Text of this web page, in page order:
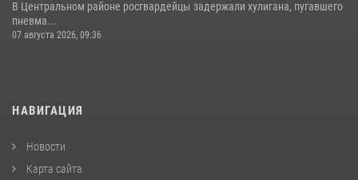
В Центральном районе росгвардейцы задержали хулигана, пугавшего
пневма...
07 августа 2026, 09:36
НАВИГАЦИЯ
Новости
Карта сайта